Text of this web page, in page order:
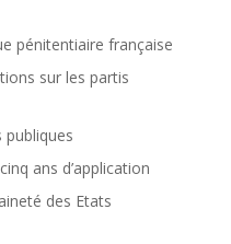
pénitentiaire française
sur les partis
publiques
ans d’application
des Etats